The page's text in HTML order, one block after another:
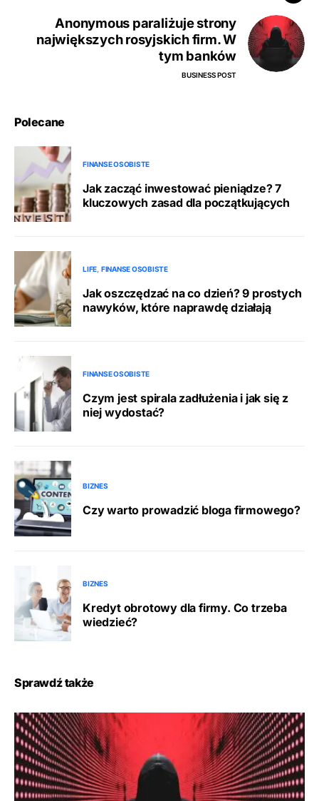
Anonymous paraliżuje strony
największych rosyjskich firm. W
tym banków
BUSINESS POST
Polecane
FINANSE OSOBISTE
Jak zacząć inwestować pieniądze? 7
kluczowych zasad dla początkujących
LIFE FINANSE OSOBISTE
Jak oszczędzać na co dzień? 9 prostych
nawyków, które naprawdę działają
FINANSE OSOBISTE
Czym jest spirala zadłużenia i jak się z
niej wydostać?
BIZNES
Czy warto prowadzić bloga firmowego?
BIZNES
Kredyt obrotowy dla firmy. Co trzeba
wiedzieć?
Sprawdź także